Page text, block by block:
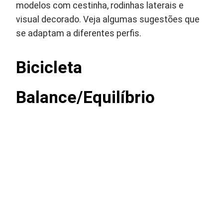
modelos com cestinha, rodinhas laterais e
visual decorado. Veja algumas sugestões que
se adaptam a diferentes perfis.
Bicicleta
Balance/Equilíbrio